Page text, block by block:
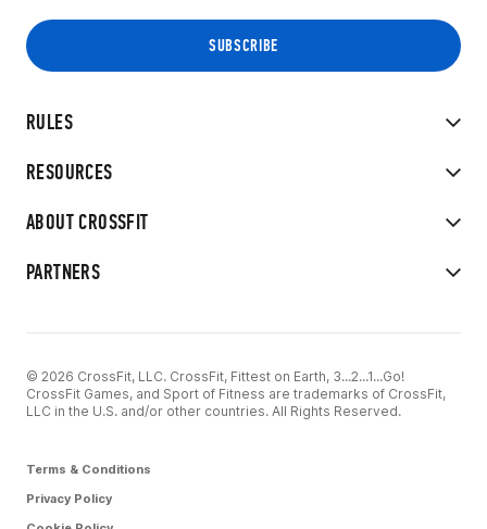
RULES
RESOURCES
ABOUT CROSSFIT
PARTNERS
© 2026 CrossFit, LLC. CrossFit, Fittest on Earth, 3...2...1...Go!
CrossFit Games, and Sport of Fitness are trademarks of CrossFit,
LLC in the U.S. and/or other countries. All Rights Reserved.
Terms & Conditions
Privacy Policy